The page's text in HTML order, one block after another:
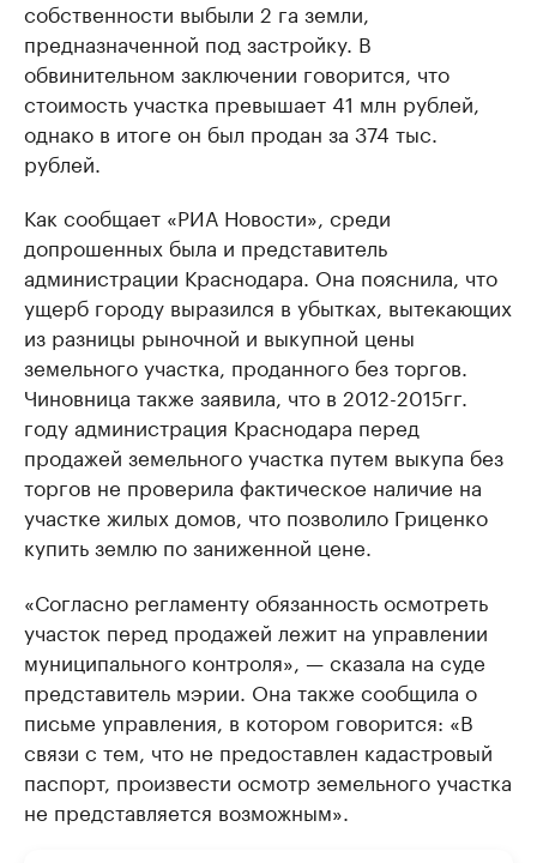
собственности выбыли 2 га земли,
предназначенной под застройку. В
обвинительном заключении говорится, что
стоимость участка превышает 41 млн рублей,
однако в итоге он был продан за 374 тыс.
рублей.
Как сообщает «РИА Новости», среди
допрошенных была и представитель
администрации Краснодара. Она пояснила, что
ущерб городу выразился в убытках, вытекающих
из разницы рыночной и выкупной цены
земельного участка, проданного без торгов.
Чиновница также заявила, что в 2012-2015гг.
году администрация Краснодара перед
продажей земельного участка путем выкупа без
торгов не проверила фактическое наличие на
участке жилых домов, что позволило Гриценко
купить землю по заниженной цене.
«Согласно регламенту обязанность осмотреть
участок перед продажей лежит на управлении
муниципального контроля», — сказала на суде
представитель мэрии. Она также сообщила о
письме управления, в котором говорится: «В
связи с тем, что не предоставлен кадастровый
паспорт, произвести осмотр земельного участка
не представляется возможным».